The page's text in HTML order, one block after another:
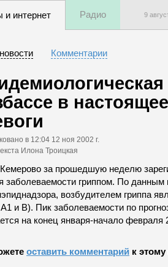
и интернет Радио 9
Комментарии
в
в 12:04 12 ноя 2002 г.
Илона Троицкая
за прошедшую неделю
заболеваемости гриппом. По данным
возбудителем гриппа
и В). Пик заболеваемости по
на конец января-начало февраля
оставить комментарий к